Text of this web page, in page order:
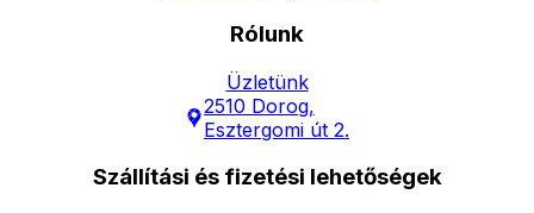
Rólunk
Üzletünk
2510 Dorog,
Esztergomi út 2.
Szállítási és fizetési lehetőségek